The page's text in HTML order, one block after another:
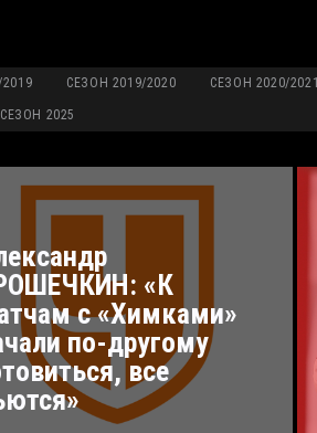
СЕЗОН 2019/2020 СЕЗОН 2020/2021
СЕЗОН 2025
«К
с «Химками»
по-другому
все